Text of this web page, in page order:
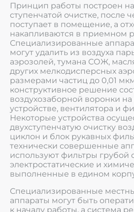
Принцип работы построен на
ступенчатой очистке, после
поступает в помещение, а
накапливаются в приемном
Специализированные
могут удалить из воздуха
аэрозолей, тумана СОЖ,
других мелкодисперсных
размерами частиц до 0,01
конструктивное решение
воздухозаборной воронки
устройстве, вентилятора и
Некоторые устройства
двухступенчатую очистку
циклон и блок рукавных
технически совершенные
используют фильтры грубой
электростатические и
выполненные в едином
Специализированные
аппараты могут быть
к началу работы, а система